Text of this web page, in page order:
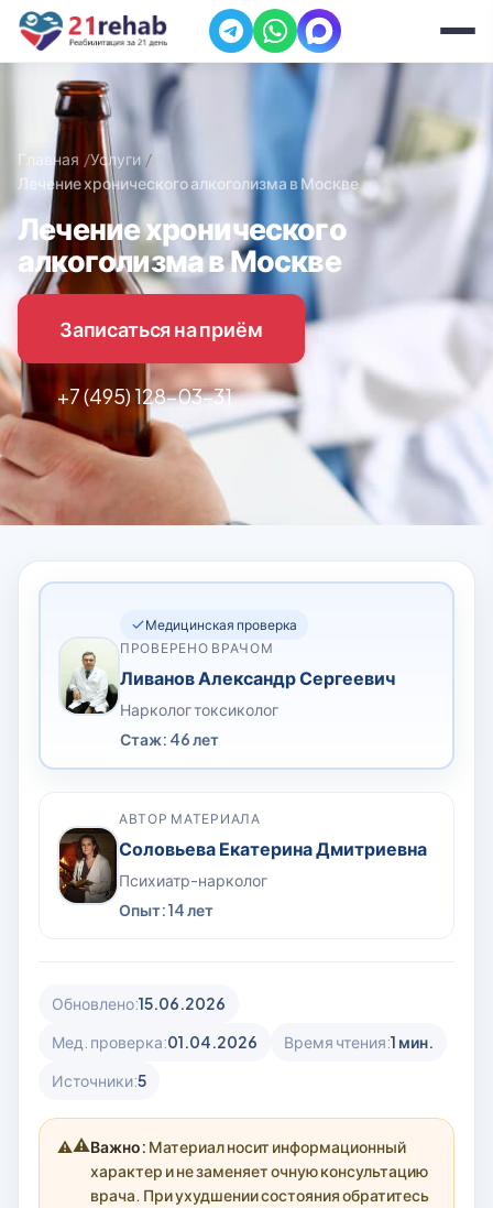
Главная
Услуги
Лечение хронического алкоголизма в Москве
Лечение хронического
алкоголизма в Москве
Записаться на приём
+7 (495) 128-03-31
Медицинская проверка
ПРОВЕРЕНО ВРАЧОМ
Ливанов Александр Сергеевич
Нарколог токсиколог
Стаж: 46 лет
АВТОР МАТЕРИАЛА
Соловьева Екатерина Дмитриевна
Психиатр-нарколог
Опыт: 14 лет
Обновлено:15.06.2026
Мед. проверка:01.04.2026 Время чтения:1 мин.
Источники:5
⚠️Важно: Материал носит информационный
характер и не заменяет очную консультацию
врача. При ухудшении состояния обратитесь